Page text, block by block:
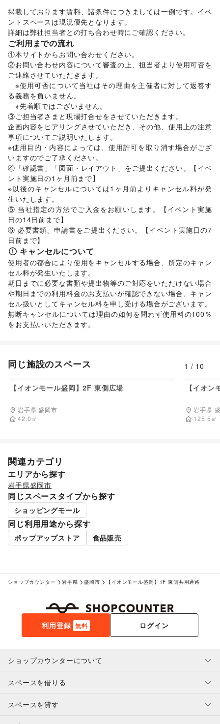
その他エンタメ・ガジェット
アート・デザイン
絵画・書/写真・イラストレーション
その他アート・デザイン
レジャー・スポーツ
旅行・レジャー/キャンプ・アウトドア
バスケットボール/ゴルフ/その他レジャー・スポーツ
車・バイク・モビリティ
車/バイク・オートバイ/自転車・ロードバイク/
マイクロモビリティ
その他車・バイク・モビリティ
NPO・公共団体
地方公共団体・行政・政府
/NPO・ボランティア活動/ その他NPO・公共団体
ビジネス・オフィス
法人向けサービス/オフィス家具・OA機器
イベント企画・運営/その他ビジネス・オフィス
その他活動・個人
その他活動・個人
掲載しております賃料、諸条件につきましては一例です。イベ
ントスペースは現況優先となります。
詳細は弊社担当者との打ち合わせ時にご確認ください。
ご利用までの流れ
①本サイトからお問い合わせください。
②お問い合わせ内容について審査の上、担当者より使用可否を
ご連絡させていただきます。
※使用可否について当社はその理由を主催者に対して返答す
る義務を負いません。
※先着順ではございません。
③ご担当者さまと現場打合せをさせていただきます。
企画内容をヒアリングさせていただき、その他、使用上の注意
事項についてご説明いたします。
※使用目的・内容によっては、使用許可を取り消す場合がござ
いますのでご了承ください。
④「確認書」「図面・レイアウト」をご提出ください。【イベ
ント実施日の1ヶ月前まで】
※以後のキャンセルについては1ヶ月前よりキャンセル料が発
生いたします。
⑤ 当社指定の方法でご入金をお願いします。【イベント実施
日の14日前まで】
⑥ 必要書類、申請書をご提出ください。【イベント実施日の7
日前まで】
キャンセルについて
使用者の都合により使用をキャンセルする場合、所定のキャン
セル料が発生いたします。
期日までに必要な書類や提出物等のご対応をいただけない場合
や期日までの利用料金のお支払いが確認できない場合、キャン
セル扱いとしてキャンセル料を申し受ける場合がございます。
無断キャンセルについては理由の如何を問わず使用料の100％
をお支払いいただきます。
同じ施設のスペース 1 / 10
【イオンモール盛岡】2F 東側広場
岩手県 盛岡市
42.0㎡
【イオ
岩手県
125.5 ㎡
関連カテゴリ
エリアから探す
岩手県盛岡市
同じスペースタイプから探す
ショッピングモール
同じ利用用途から探す
ポップアップストア 食品販売
ショップカウンター 岩手県 盛岡市 【イオンモール盛岡】1F 東側共用通路
利用登録 無料 ログイン
ショップカウンターについて
利用規約・ガイドライン
特定商取引法に基づく表示
スペースを借りる
スペースを借りたい人へ
スペースを貸す